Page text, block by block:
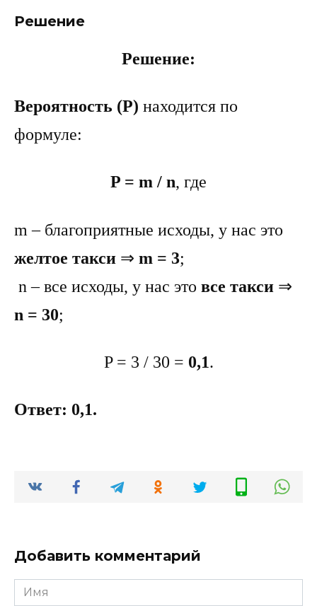
Решение
Решение:
Вероятность (P) находится по
формуле:
P = m / n, где
m – благоприятные исходы, у нас это
желтое такси ⇒ m = 3;
n – все исходы, у нас это все такси ⇒
n = 30;
P = 3 / 30 = 0,1.
Ответ: 0,1.
Добавить комментарий
Имя